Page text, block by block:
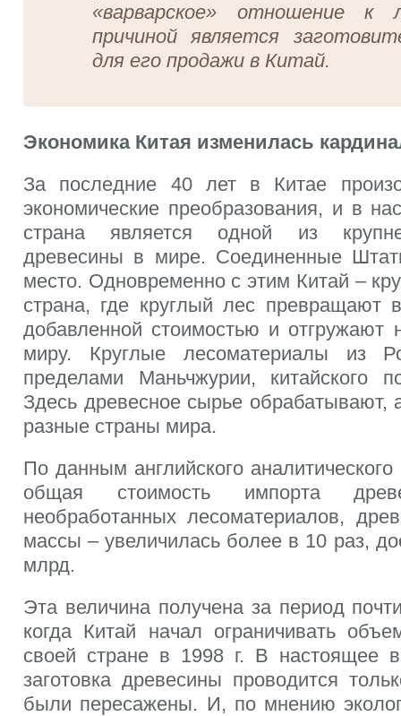
«варварское» отношение к
причиной является
для его продажи в Китай.
Экономика Китая изменилась
За последние 40 лет в Китае
экономические преобразования, и в
страна является одной из
древесины в мире. Соединенные
место. Одновременно с этим Китай –
страна, где круглый лес превращают
добавленной стоимостью и отгружают
миру. Круглые лесоматериалы из
пределами Маньчжурии, китайского
Здесь древесное сырье обрабатывают,
разные страны мира.
По данным английского
общая стоимость импорта
необработанных лесоматериалов,
массы – увеличилась более в 10 раз,
млрд.
Эта величина получена за период
когда Китай начал ограничивать
своей стране в 1998 г. В настоящее
заготовка древесины проводится
были пересажены. И, по мнению